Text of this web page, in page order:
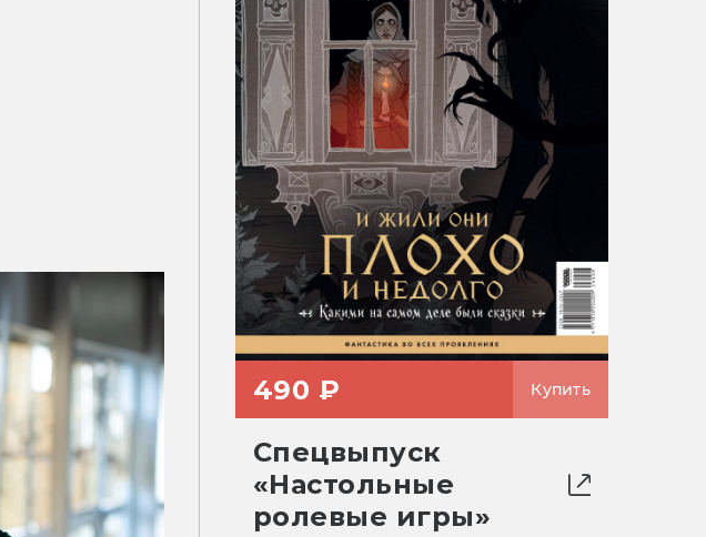
490 ₽ Купить
Спецвыпуск
«Настольные
ролевые игры»